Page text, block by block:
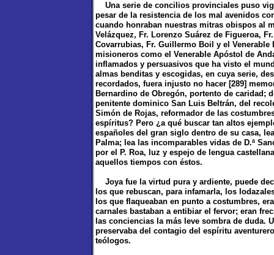
Una serie de concilios provinciales puso
pesar de la resistencia de los mal avenidos
cuando honraban nuestras mitras obispos al
Velázquez, Fr. Lorenzo Suárez de Figueroa,
Covarrubias, Fr. Guillermo Boil y el
misioneros como el Venerable Apóstol de
inflamados y persuasivos que ha visto el
almas benditas y escogidas, en cuya serie,
recordados, fuera injusto no hacer [289]
Bernardino de Obregón, portento de caridad;
penitente dominico San Luis Beltrán, del
Simón de Rojas, reformador de las
espíritus? Pero ¿a qué buscar tan altos
españoles del gran siglo dentro de su casa,
Palma; lea las incomparables vidas de D.ª
por el P. Roa, luz y espejo de lengua
aquellos tiempos con éstos.
Joya fue la virtud pura y ardiente, puede
los que rebuscan, para infamarla, los
los que flaqueaban en punto a costumbres,
carnales bastaban a entibiar el fervor; eran
las conciencias la más leve sombra de duda.
preservaba del contagio del espíritu
teólogos.